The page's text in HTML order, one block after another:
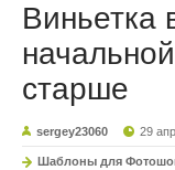
Виньетка
старше
sergey23060 29
Шаблоны для